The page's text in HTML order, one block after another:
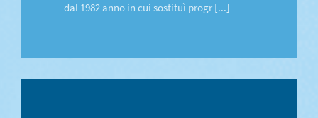
dal 1982 anno in cui sostituì progr [...]